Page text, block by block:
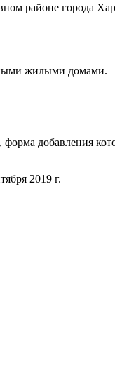
районе города
жилыми домами.
добавления
2019 г.